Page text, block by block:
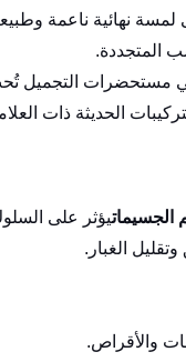
نهائية ناعمة
المتجددة.
الحديثة ذات
الجسيماتيؤثر على
الغبار.
والأقراص.